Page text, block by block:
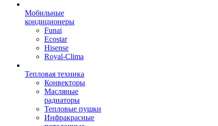
Мобильные
кондиционеры
Funai
Ecostar
Hisense
Royal-Clima
Тепловая техника
Конвекторы
Масляные
радиаторы
Тепловые пушки
Инфракрасные